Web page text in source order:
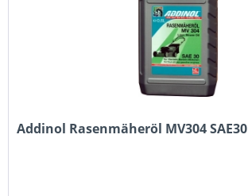
Addinol Rasenmäheröl MV304 SAE30